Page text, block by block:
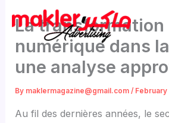
La transformation
numérique dans
une analyse
By maklermagazine@gmail.com/
Au fil des dernières années, le